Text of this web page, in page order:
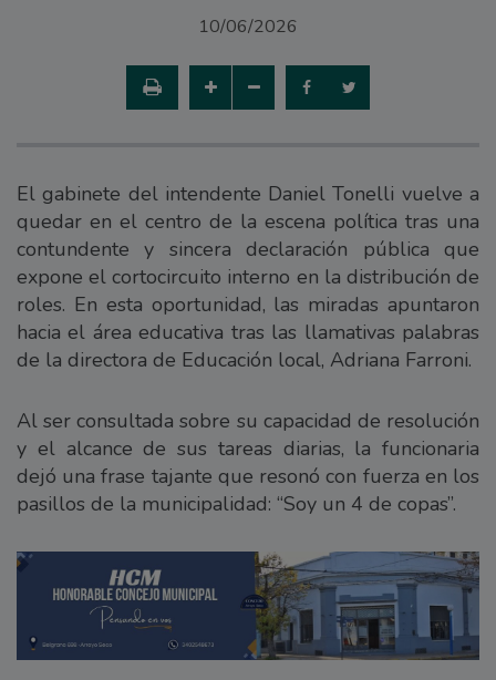
10/06/2026
El gabinete del intendente Daniel Tonelli vuelve a
quedar en el centro de la escena política tras una
contundente y sincera declaración pública que
expone el cortocircuito interno en la distribución de
roles. En esta oportunidad, las miradas apuntaron
hacia el área educativa tras las llamativas palabras
de la directora de Educación local, Adriana Farroni.
Al ser consultada sobre su capacidad de resolución
y el alcance de sus tareas diarias, la funcionaria
dejó una frase tajante que resonó con fuerza en los
pasillos de la municipalidad: “Soy un 4 de copas”.